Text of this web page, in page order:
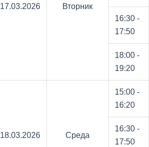
17.03.2026 Вторник
16:30 -
17:50
18:00 -
19:20
18.03.2026 Среда
15:00 -
16:20
16:30 -
17:50